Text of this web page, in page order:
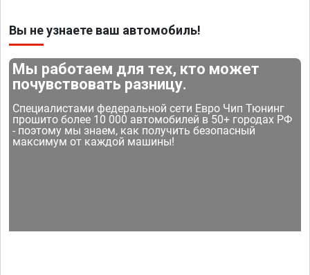
Вы не узнаете ваш автомобиль!
Мы работаем для тех, кто может
почувствовать разницу.
Специалистами федеральной сети Евро Чип Тюнинг
прошито более 10 000 автомобилей в 50+ городах РФ
- поэтому мы знаем, как получить безопасный
максимум от каждой машины!